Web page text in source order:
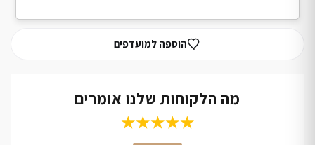
הוספה למועדפים
מה הלקוחות שלנו אומרים
★★★★★